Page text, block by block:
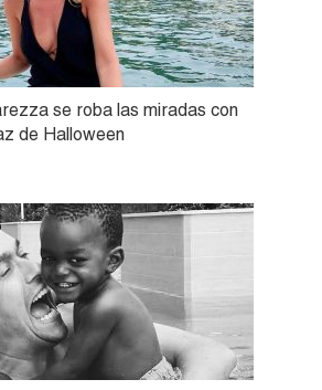
se roba las miradas con
de Halloween